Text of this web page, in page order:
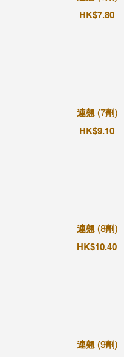
HK$7.80
連翹 (7劑)
HK$9.10
連翹 (8劑)
HK$10.40
連翹 (9劑)